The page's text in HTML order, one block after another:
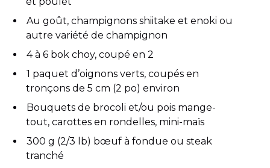
Au goût, champignons shiitake et enoki ou
autre variété de champignon
4 à 6 bok choy, coupé en 2
1 paquet d’oignons verts, coupés en
tronçons de 5 cm (2 po) environ
Bouquets de brocoli et/ou pois mange-
tout, carottes en rondelles, mini-maïs
300 g (2/3 lb) bœuf à fondue ou steak
tranché